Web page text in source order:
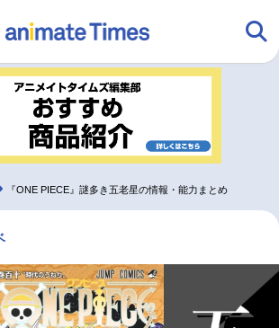
ランキング アニメ
配信・Vtuber トレンド 無料マンガ
『ONE PIECE』謎多き五老星の情報・能力まとめ